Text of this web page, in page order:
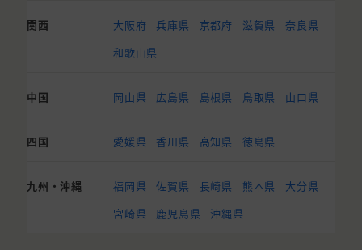
関西 大阪府 兵庫県 京都府 滋賀県
奈良県
和歌山県
中国 岡山県 広島県 島根県 鳥取県 山口県
四国 愛媛県 香川県 高知県 徳島県
九州・沖縄 福岡県 佐賀県 長崎県 熊本県
大分県
宮崎県
鹿児島県 沖縄県